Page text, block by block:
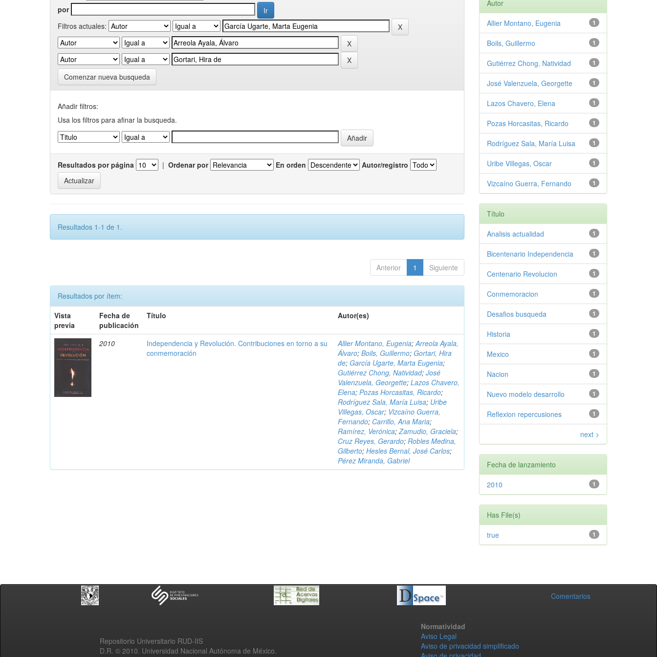
por
Filtros actuales:
Comenzar nueva busqueda
Añadir filtros:
Usa los filtros para afinar la busqueda.
Resultados por página | Ordenar por En orden Autor/registro
Resultados 1-1 de 1.
Anterior 1 Siguiente
Resultados por ítem:
Vista
previa
Fecha de
publicación
Título Autor(es)
2010
Independencia y Revolución. Contribuciones en torno a su
conmemoración
Allier Montano, Eugenia;Arreola Ayala,
Álvaro;Boils, Guillermo; Gortari, Hira
de; García Ugarte, Marta Eugenia;
Gutiérrez Chong, Natividad;José
Valenzuela, Georgette;Lazos Chavero,
Elena;Pozas Horcasitas, Ricardo;
Rodríguez Sala, María Luisa; Uribe
Villegas, Oscar; Vizcaíno Guerra,
Fernando; Carrillo, Ana Maria;
Ramírez, Verónica;Zamudio, Graciela;
Cruz Reyes, Gerardo;Robles Medina,
Gilberto;Hesles Bernal, José Carlos;
Pérez Miranda, Gabriel
Autor
1
Allier Montano, Eugenia
1
Boils, Guillermo
1
Gutiérrez Chong, Natividad
1
José Valenzuela, Georgette
1
Lazos Chavero, Elena
1
Pozas Horcasitas, Ricardo
1
Rodríguez Sala, María Luisa
1
Uribe Villegas, Oscar
1
Vizcaíno Guerra, Fernando
Título
1
Analisis actualidad
1
Bicentenario Independencia
1
Centenario Revolucion
1
Conmemoracion
1
Desafios busqueda
1
Historia
1
Mexico
1
Nacion
1
Nuevo modelo desarrollo
1
Reflexion repercusiones
next >
Fecha de lanzamiento
1
2010
Has File(s)
1
true
Comentarios
Repositorio Universitario RUD-IIS
D.R. © 2010. Universidad Nacional Autónoma de México.
Normatividad
Aviso Legal
Aviso de privacidad simplificado